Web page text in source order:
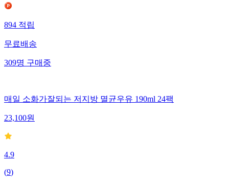
894적립
무료배송
309명구매중
매일 소화가잘되는 저지방 멸균우유 190ml 24팩
23,100원
4.9
(9)